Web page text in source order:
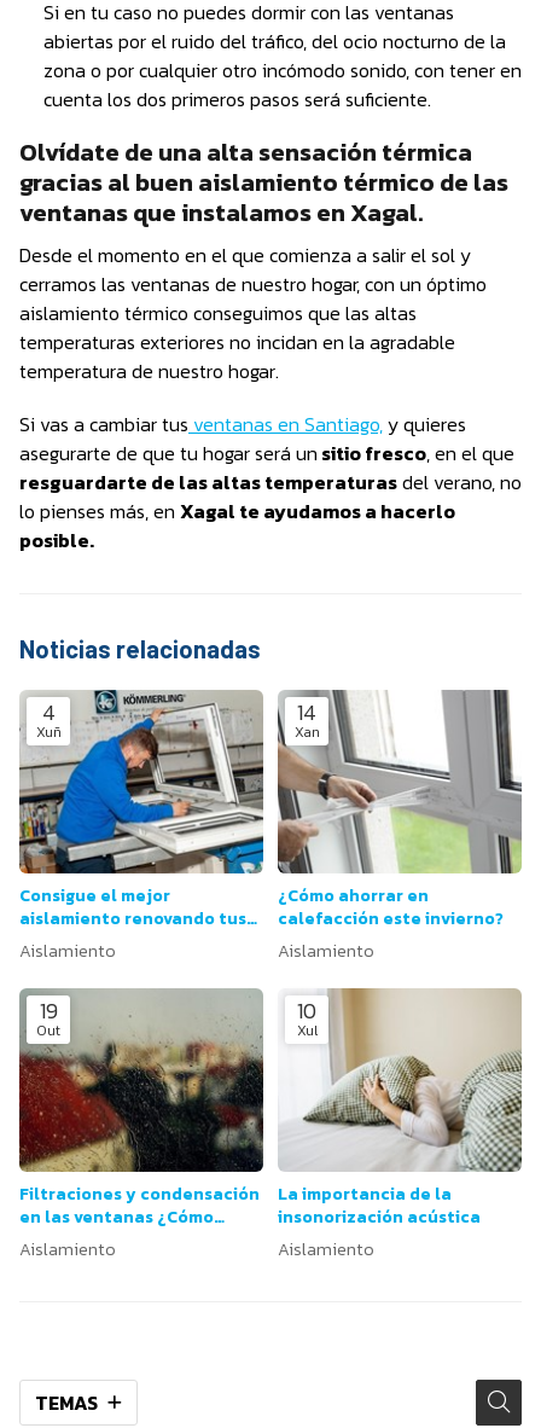
TEMAS
Si en tu caso no puedes dormir con las ventanas
abiertas por el ruido del tráfico, del ocio nocturno de la
zona o por cualquier otro incómodo sonido, con tener en
cuenta los dos primeros pasos será suficiente.
Olvídate de una alta sensación térmica
gracias al buen aislamiento térmico de las
ventanas que instalamos en Xagal.
Desde el momento en el que comienza a salir el sol y
cerramos las ventanas de nuestro hogar, con un óptimo
aislamiento térmico conseguimos que las altas
temperaturas exteriores no incidan en la agradable
temperatura de nuestro hogar.
Si vas a cambiar tus ventanas en Santiago,y quieres
asegurarte de que tu hogar será un sitio fresco, en el que
resguardarte de las altas temperaturasdel verano, no
lo pienses más, en Xagal te ayudamos a hacerlo
posible.
Noticias relacionadas
4
Xuñ
Consigue el mejor
aislamiento renovando tus
ventanas con Xagal
Aislamiento
14
Xan
¿Cómo ahorrar en
calefacción este invierno?
Aislamiento
19
Out
Filtraciones y condensación
en las ventanas ¿Cómo
evitarlo?
Aislamiento
10
Xul
La importancia de la
insonorización acústica
Aislamiento